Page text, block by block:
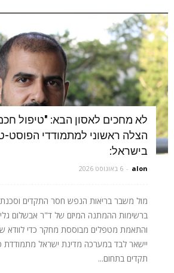
לא מחכים לאסון הבא: "טיפול
הצלה ראשוני למתמודדי הפוסט-
בישראל:
alon
- 6 באוגוסט 2026
מול משבר בריאות הנפש חסר התקדים
ברשימות ההמתנה המיזם של ד"ר אבשלום
והתאמת מטפלים מבוססת מחקר כדי לוודא
יישאר לבד במערכה מדינת ישראל מתמודדת
תקדים בתחום...